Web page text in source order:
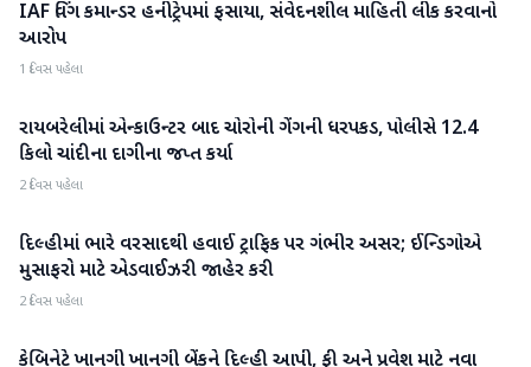
રાષ્ટ્રીય
IAF વિંગ કમાન્ડર હનીટ્રેપમાં ફસાયા, સંવેદનશીલ માહિતી લીક કરવાનો
આરોપ
1 દિવસ પહેલા
રાષ્ટ્રીય
રાયબરેલીમાં એન્કાઉન્ટર બાદ ચોરોની ગેંગની ધરપકડ, પોલીસે 12.4
કિલો ચાંદીના દાગીના જપ્ત કર્યા
2 દિવસ પહેલા
રાષ્ટ્રીય
દિલ્હીમાં ભારે વરસાદથી હવાઈ ટ્રાફિક પર ગંભીર અસર; ઈન્ડિગોએ
મુસાફરો માટે એડવાઈઝરી જાહેર કરી
2 દિવસ પહેલા
રાષ્ટ્રીય
કેબિનેટે ખાનગી ખાનગી બેંકને દિલ્હી આપી, ફી અને પ્રવેશ માટે નવા